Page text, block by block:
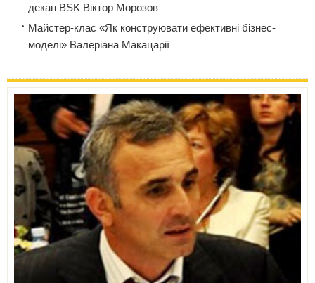
декан BSK Віктор Морозов
Майстер-клас «Як конструювати ефективні бізнес-
моделі» Валеріана Макацарії